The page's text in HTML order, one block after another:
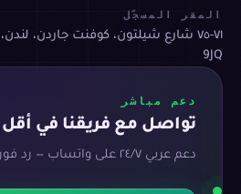
المقر المسجّل
9JQ
دعم مباشر
تواصل مع فريقنا في أقل من ٣٠
دعم عربي ٢٤/٧ على واتساب — رد فوري بدون انتظار.